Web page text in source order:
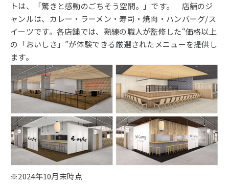
トは、「驚きと感動のごちそう空間。」です。 店舗のジ
ャンルは、カレー・ラーメン・寿司・焼肉・ハンバーグ/ス
イーツです。各店舗では、熟練の職人が監修した“価格以上
の「おいしさ」”が体験できる厳選されたメニューを提供し
ます。
※2024年10月末時点